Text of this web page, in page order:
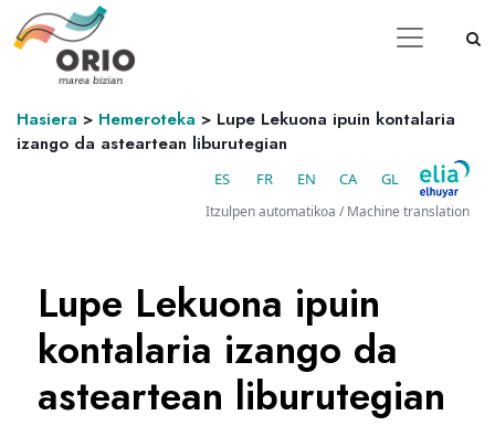
Hasiera > Hemeroteka > Lupe Lekuona ipuin kontalaria
izango da asteartean liburutegian
ES FR EN CA GL
Itzulpen automatikoa / Machine translation
Lupe Lekuona ipuin
kontalaria izango da
asteartean liburutegian